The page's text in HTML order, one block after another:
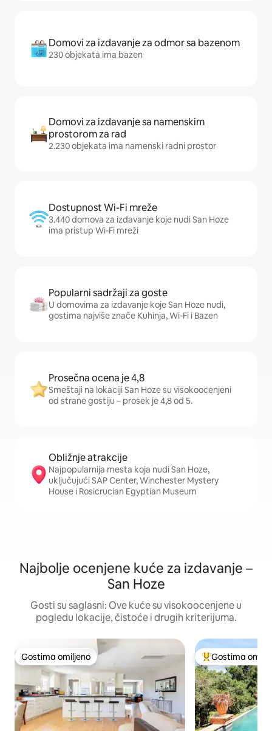
Domovi za izdavanje za odmor sa bazenom
230 objekata ima bazen
Domovi za izdavanje sa namenskim
prostorom za rad
2.230 objekata ima namenski radni prostor
Dostupnost Wi-Fi mreže
3.440 domova za izdavanje koje nudi San Hoze
ima pristup Wi-Fi mreži
Popularni sadržaji za goste
U domovima za izdavanje koje San Hoze nudi,
gostima najviše znače Kuhinja, Wi-Fi i Bazen
Prosečna ocena je 4,8
Smeštaji na lokaciji San Hoze su visokoocenjeni
od strane gostiju – prosek je 4,8 od 5.
Obližnje atrakcije
Najpopularnija mesta koja nudi San Hoze,
uključujući SAP Center, Winchester Mystery
House i Rosicrucian Egyptian Museum
Najbolje ocenjene kuće za izdavanje –
San Hoze
Gosti su saglasni: Ove kuće su visokoocenjene u
pogledu lokacije, čistoće i drugih kriterijuma.
Gostima omiljeno
Gostima omiljeno Najuspešniji
Gostima